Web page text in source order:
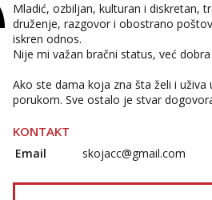
Mladić, ozbiljan, kulturan i diskretan,
druženje, razgovor i obostrano
iskren odnos.
Nije mi važan bračni status, već
Ako ste dama koja zna šta želi i
porukom. Sve ostalo je stvar
KONTAKT
Email skojacc@gmail.com